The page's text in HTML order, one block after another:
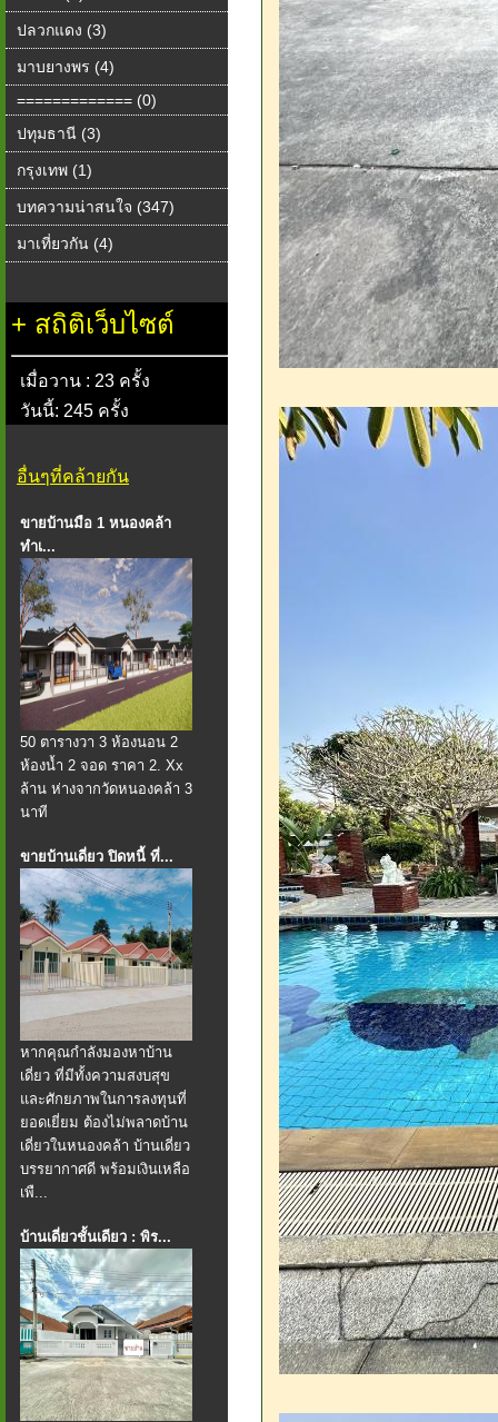
ปลวกแดง (3)
มาบยางพร (4)
============= (0)
ปทุมธานี (3)
กรุงเทพ (1)
บทความน่าสนใจ (347)
มาเที่ยวกัน (4)
+ สถิติเว็บไซต์
เมื่อวาน : 23 ครั้ง
วันนี้: 245 ครั้ง
อื่นๆที่คล้ายกัน
ขายบ้านมือ 1 หนองคล้า
ทำเ...
50 ตารางวา 3 ห้องนอน 2
ห้องน้ำ 2 จอด ราคา 2. Xx
ล้าน ห่างจากวัดหนองคล้า 3
นาที
ขายบ้านเดี่ยว ปิดหนี้ ที่...
หากคุณกำลังมองหาบ้าน
เดี่ยว ที่มีทั้งความสงบสุข
และศักยภาพในการลงทุนที่
ยอดเยี่ยม ต้องไม่พลาดบ้าน
เดี่ยวในหนองคล้า บ้านเดี่ยว
บรรยากาศดี พร้อมเงินเหลือ
เพื...
บ้านเดี่ยวชั้นเดียว : พิร...